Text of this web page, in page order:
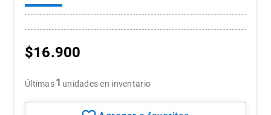
historia república chile
historia chile
$16.900
Últimas1 unidades en inventario